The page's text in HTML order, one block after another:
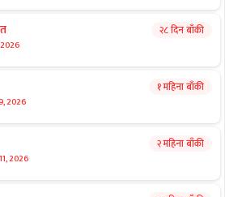
२८ दिन बाँकी
2026
१ महिना बाँकी
2026
२ महिना बाँकी